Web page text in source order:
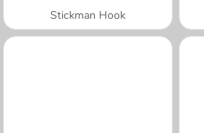
Stickman Hook